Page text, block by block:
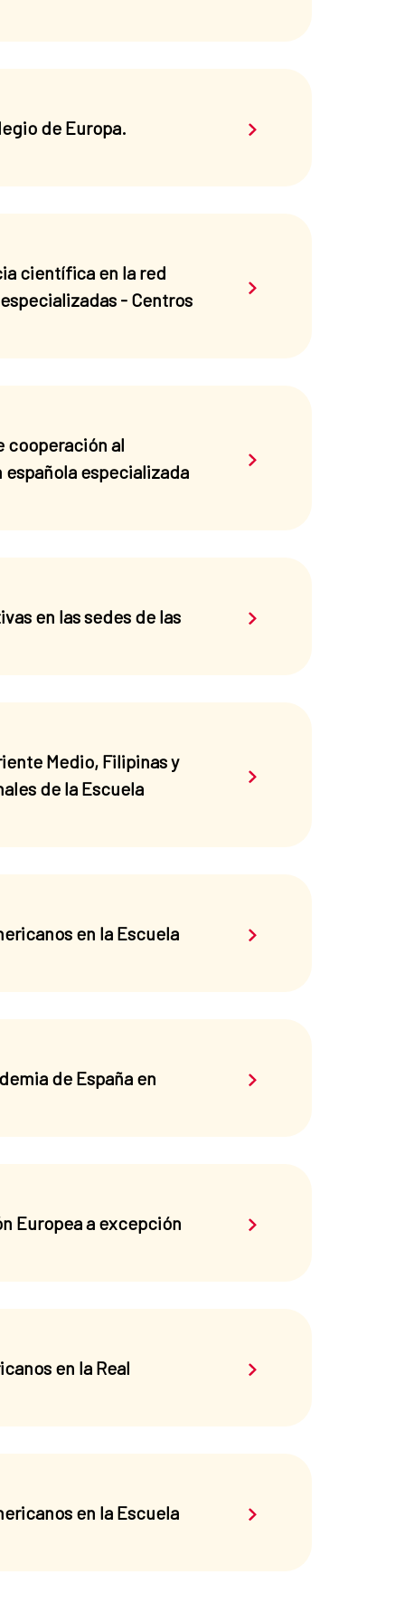
de Europa.
Saber más sobre el
científica en la red
- Centros
Saber más sobre el
cooperación al
española especializada
Saber más sobre el
en las sedes de las
Saber más sobre el
Medio, Filipinas y
de la Escuela
Saber más sobre el
en la Escuela
Saber más sobre el
de España en
Saber más sobre el
Europea a excepción
Saber más sobre el
en la Real
Saber más sobre el
en la Escuela
Saber más sobre el